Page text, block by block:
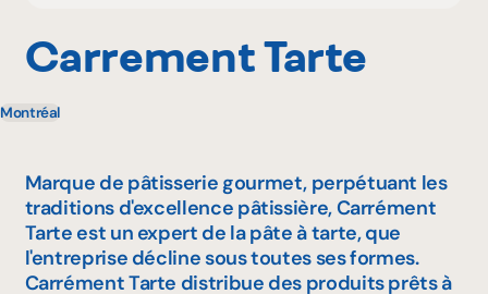
Carrement Tarte
Montréal
Marque de pâtisserie gourmet, perpétuant les
traditions d'excellence pâtissière, Carrément
Tarte est un expert de la pâte à tarte, que
l'entreprise décline sous toutes ses formes.
Carrément Tarte distribue des produits prêts à